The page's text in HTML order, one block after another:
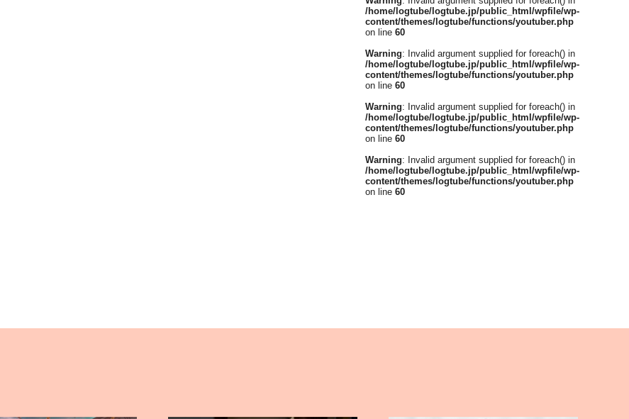
/home/logtube/logtube.jp/public_html/wpfile/wp-
content/themes/logtube/functions/youtuber.php
on line 60
Warning: Invalid argument supplied for foreach() in
/home/logtube/logtube.jp/public_html/wpfile/wp-
content/themes/logtube/functions/youtuber.php
on line 60
Warning: Invalid argument supplied for foreach() in
/home/logtube/logtube.jp/public_html/wpfile/wp-
content/themes/logtube/functions/youtuber.php
on line 60
Warning: Invalid argument supplied for foreach() in
/home/logtube/logtube.jp/public_html/wpfile/wp-
content/themes/logtube/functions/youtuber.php
on line 60